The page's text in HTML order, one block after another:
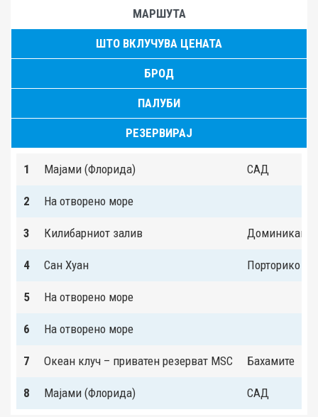
МАРШУТА
ШТО ВКЛУЧУВА ЦЕНАТА
БРОД
ПАЛУБИ
РЕЗЕРВИРАЈ
1 Мајами (Флорида) САД
2 На отворено море
3 Килибарниот залив
4 Сан Хуан Порторико
5 На отворено море
6 На отворено море
7 Океан клуч – приватен резерват MSC Бахамите
8 Мајами (Флорида) САД